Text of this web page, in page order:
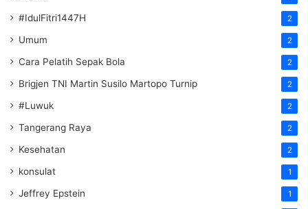
#IdulFitri1447H 2
Umum 2
Cara Pelatih Sepak Bola 2
Brigjen TNI Martin Susilo Martopo Turnip 2
#Luwuk 2
Tangerang Raya 2
Kesehatan 2
konsulat 1
Jeffrey Epstein 1